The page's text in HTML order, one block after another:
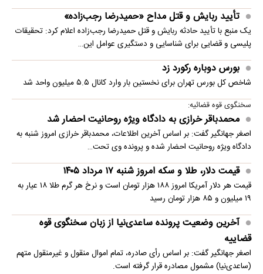
تأیید ربایش و قتل مداح «حمیدرضا رجب‌زاده»
یک منبع با تأیید حادثه ربایش و قتل حمیدرضا رجب‌زاده اعلام کرد: تحقیقات
پلیسی و قضایی برای شناسایی و دستگیری عوامل این…
بورس دوباره رکورد زد
شاخص کل بورس تهران برای نخستین ‌بار وارد کانال ۵.۵ میلیون واحد شد
سخنگوی قوه قضائیه:
محمدباقر خرازی به دادگاه ویژه روحانیت احضار شد
اصغر جهانگیر گفت: بر اساس آخرین اطلاعات، محمدباقر خرازی امروز شنبه به
دادگاه ویژه روحانیت احضار شده و پرونده وی تحت…
قیمت دلار، طلا و سکه امروز شنبه ۱۷ مرداد ۱۴۰۵
قیمت هر دلار آمریکا امروز ۱۸۸ هزار تومان است و نرخ هر گرم طلا ۱۸ عیار به
۱۹ میلیون و ۸۵ هزار تومان رسید
آخرین وضعیت پرونده ساعدی‌نیا از زبان سخنگوی قوه
قضاییه
اصغر جهانگیر گفت: بر اساس رأی صادره، تمام اموال منقول و غیرمنقول متهم
(ساعدی‌نیا) مشمول مصادره قرار گرفته است.